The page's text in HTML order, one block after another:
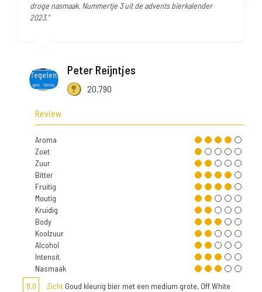
droge nasmaak. Nummertje 3 uit de advents bierkalender
2023."
Peter Reijntjes
20.790
Review
Aroma
Zoet
Zuur
Bitter
Fruitig
Moutig
Kruidig
Body
Koolzuur
Alcohol
Intensit.
Nasmaak
8,0
Zicht Goud kleurig bier met een medium grote, Off White